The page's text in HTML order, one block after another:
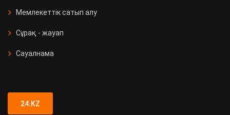
Мемлекеттік сатып алу
Сұрақ - жауап
Сауалнама
24.KZ